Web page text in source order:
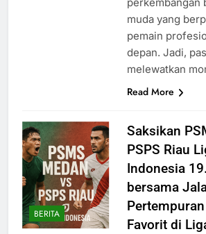
muda yang
pemain
depan. Jadi,
melewatkan
Read More
BERITA
Saksikan
PSPS Riau
Indonesia
bersama
Favorit di